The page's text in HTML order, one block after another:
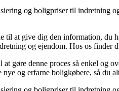
og boligpriser til indretning
at give dig den information, du
og ejendom. Hos os
gøre denne proces så enkel og
og erfarne boligkøbere, så du